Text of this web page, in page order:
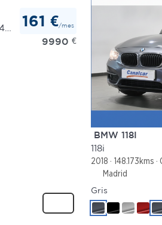
Astra GTC Selective 1.4 Turbo 140 CV Start&Stop
161 €/mes
9990 €
BMW 118I
118i
2018 148.173kms
Madrid
Gris